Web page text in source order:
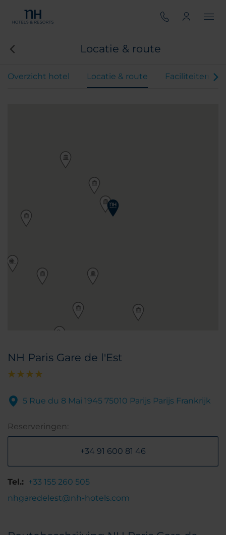
Locatie & route
Overzicht hotel Locatie & route Faciliteiten
NH Paris Gare de l'Est
5 Rue du 8 Mai 1945 75010 Parijs Parijs Frankrijk
Reserveringen:
+34 91 600 81 46
Tel.: +33 155 260 505
nhgaredelest@nh-hotels.com